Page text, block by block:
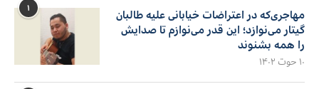
۱
مهاجری‌که در اعتراضات خیابانی علیه طالبان
گیتار می‌نوازد؛ این قدر می‌نوازم تا صدایش
را همه بشنوند
۱۰ حوت ۱۴۰۲